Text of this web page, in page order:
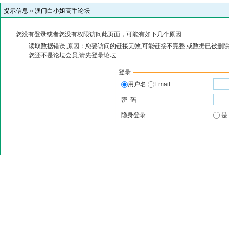
提示信息 » 澳门白小姐高手论坛
您没有登录或者您没有权限访问此页面，可能有如下几个原因:
读取数据错误,原因：您要访问的链接无效,可能链接不完整,或数据已被删
您还不是论坛会员,请先登录论坛
登录
用户名
Email
密 码
隐身登录